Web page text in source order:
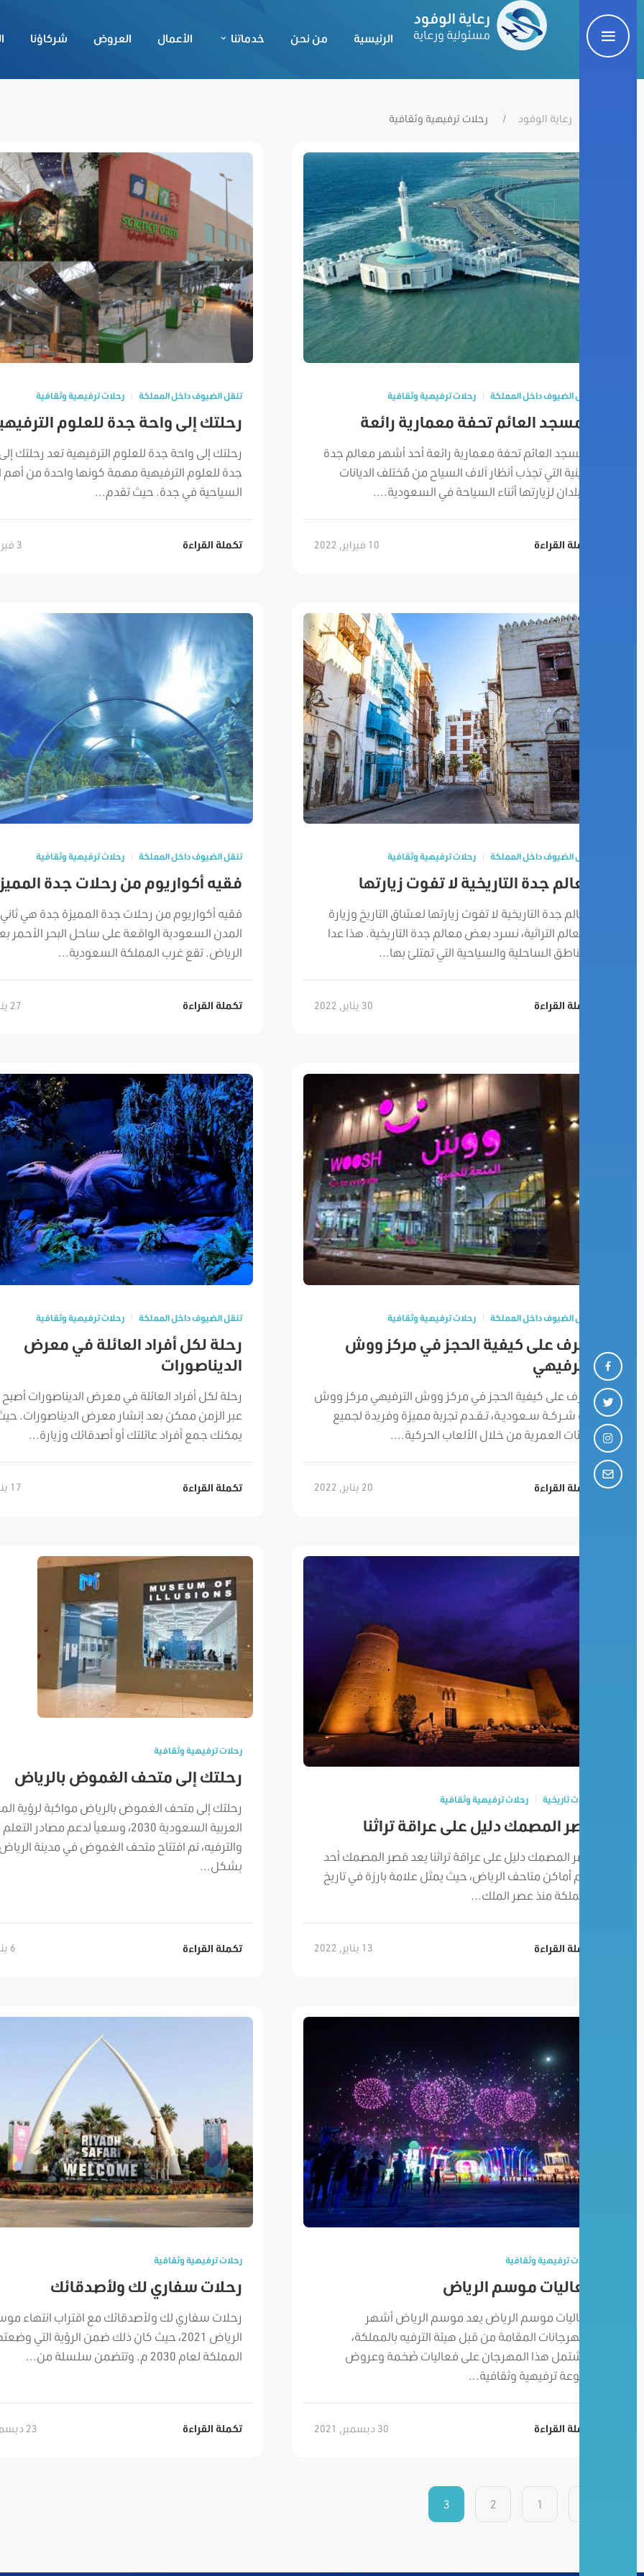
الرئيسية من نحن خدماتنا الأعمال العروض شركاؤنا
رعاية الوفود رحلات ترفيهية وثقافية
تنقل الضيوف داخل المملكة رحلات ترفيهية وثقافية
المسجد العائم تحفة معمارية رائعة
المسجد العائم تحفة معمارية رائعة أحد أشهر معالم جدة
الدينية التي تجذب أنظار آلاف السياح من مُختلف الديانات
والبلدان لزيارتها أثناء السياحة في السعودية....
تكملة القراءة 10 فبراير, 2022
تنقل الضيوف داخل المملكة رحلات ترفيهية وثقافية
رحلتك إلى واحة جدة للعلوم
رحلتك إلى واحة جدة للعلوم الترفيهية تعد رحلتك
جدة للعلوم الترفيهية مهمة كونها واحدة من أهم
السياحية في جدة. حيث تقدم...
تكملة القراءة 3 فبراير, 2022
تنقل الضيوف داخل المملكة رحلات ترفيهية وثقافية
معالم جدة التاريخية لا تفوت زيارتها
معالم جدة التاريخية لا تفوت زيارتها لعشاق التاريخ وزيارة
المعالم التراثية، نسرد بعض معالم جدة التاريخية. هذا عدا
المناطق الساحلية والسياحية التي تمتلئ بها...
تكملة القراءة 30 يناير, 2022
تنقل الضيوف داخل المملكة رحلات ترفيهية وثقافية
فقيه أكواريوم من رحلات جدة
فقيه أكواريوم من رحلات جدة المميزة جدة هي ثاني
المدن السعودية الواقعة على ساحل البحر الأحمر
الرياض. تقع غرب المملكة السعودية...
تكملة القراءة 27 يناير, 2022
تنقل الضيوف داخل المملكة رحلات ترفيهية وثقافية
تعرف على كيفية الحجز في مركز ووش
الترفيهي
تعرف على كيفية الحجز في مركز ووش الترفيهي مركز ووش
هو شـركـة سـعوديـة، تـقـدم تجربة مميزة وفريدة لجميع
الفئات العمرية من خلال الألعاب الحركية....
تكملة القراءة 20 يناير, 2022
تنقل الضيوف داخل المملكة رحلات ترفيهية وثقافية
رحلة لكل أفراد العائلة في معرض
الديناصورات
رحلة لكل أفراد العائلة في معرض الديناصورات
عبر الزمن ممكن بعد إنشار معرض الديناصورات.
يمكنك جمع أفراد عائلتك أو أصدقائك وزيارة...
تكملة القراءة 17 يناير, 2022
رحلات تاريخية رحلات ترفيهية وثقافية
قصر المصمك دليل على عراقة تراثنا
قصر المصمك دليل على عراقة تراثنا يعد قصر المصمك أحد
أهم أماكن متاحف الرياض، حيث يمثل علامة بارزة في تاريخ
المملكة منذ عصر الملك...
تكملة القراءة 13 يناير, 2022
رحلات ترفيهية وثقافية
رحلتك إلى متحف الغموض بالرياض
رحلتك إلى متحف الغموض بالرياض مواكبة لرؤية
العربية السعودية 2030، وسعياً لدعم مصادر التعلم
والترفيه، تم افتتاح متحف الغموض في مدينة
بشكل...
تكملة القراءة 6 يناير, 2022
رحلات ترفيهية وثقافية
فعاليات موسم الرياض
فعاليات موسم الرياض يعد موسم الرياض أشهر
المهرجانات المقامة من قبل هيئة الترفيه بالمملكة،
ويشتمل هذا المهرجان على فعاليات ضَخمة وعروض
مُتنوعة ترفيهية وثقافية...
تكملة القراءة 30 ديسمبر, 2021
رحلات ترفيهية وثقافية
رحلات سفاري لك ولأصدقائك
رحلات سفاري لك ولأصدقائك مع اقتراب انتهاء
الرياض 2021، حيث كان ذلك ضمن الرؤية التي
المملكة لعام 2030 م. وتتضمن سلسلة من...
تكملة القراءة 23 ديسمبر, 2021
1
2
3